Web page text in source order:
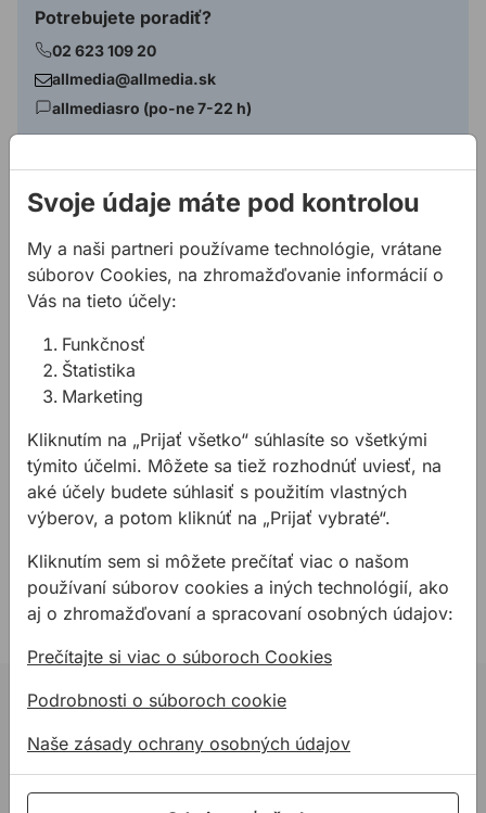
Potrebujete poradiť?
02 623 109 20
allmedia@allmedia.sk
allmediasro (po-ne 7-22 h)
Popis
Vlastnosti:
Pílový kotúč Best for Multi Material poskytuje
priemyselnú kvalitu pre veľmi náročné aplikácie v
Technické parametre:
Vonkajší priemer mm: 254
Šírka rezu (b1) mm: 2,3
Šírka rezu (b1) mm/hrúbka nosného kotúča (b2)
mm: 2,3/1,8
Počet zubov: 80
Tvar zubov: HLTCG
Max. otáčky (RPM): 7500
02 623 10 920
allmedia@allmedia.sk
allmediasro (po-ne 7-22 h)
Svoje údaje máte pod kontrolou
My a naši partneri používame technológie, vrátane
súborov Cookies, na zhromažďovanie informácií o
Vás na tieto účely:
Funkčnosť
Štatistika
Marketing
Kliknutím na „Prijať všetko“ súhlasíte so všetkými
týmito účelmi. Môžete sa tiež rozhodnúť uviesť, na
aké účely budete súhlasiť s použitím vlastných
výberov, a potom kliknúť na „Prijať vybraté“.
Kliknutím sem si môžete prečítať viac o našom
používaní súborov cookies a iných technológií, ako
aj o zhromažďovaní a spracovaní osobných údajov:
Prečítajte si viac o súboroch Cookies
Podrobnosti o súboroch cookie
Naše zásady ochrany osobných údajov